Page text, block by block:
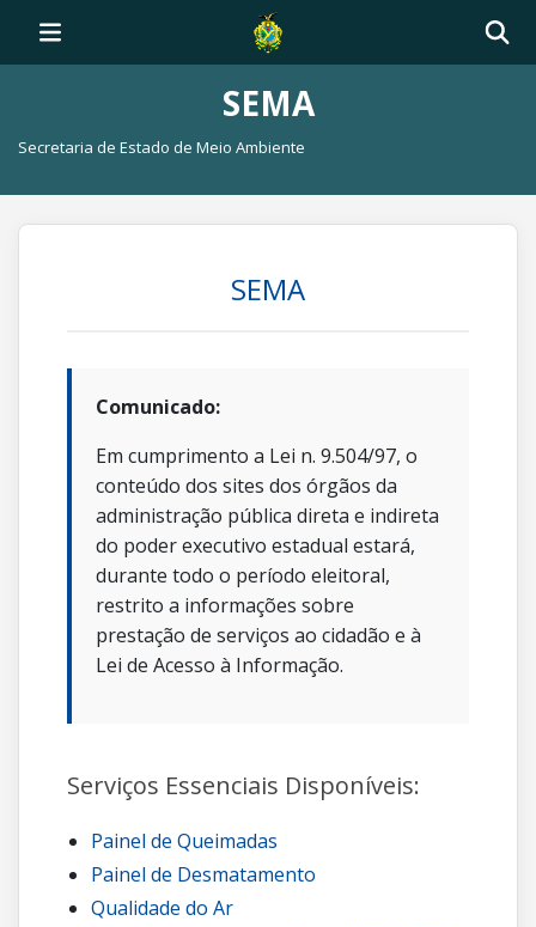
SEMA
Secretaria de Estado de Meio Ambiente
SEMA
Comunicado:
Em cumprimento a Lei n. 9.504/97, o
conteúdo dos sites dos órgãos da
administração pública direta e indireta
do poder executivo estadual estará,
durante todo o período eleitoral,
restrito a informações sobre
prestação de serviços ao cidadão e à
Lei de Acesso à Informação.
Serviços Essenciais Disponíveis:
Painel de Queimadas
Painel de Desmatamento
Qualidade do Ar